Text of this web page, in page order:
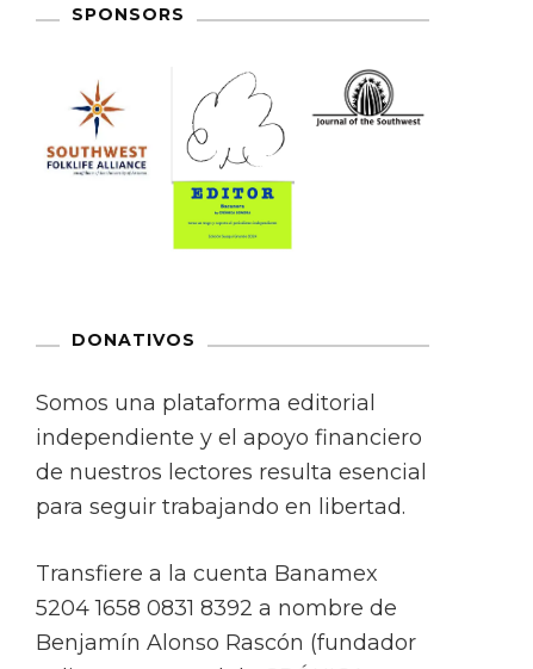
SPONSORS
DONATIVOS
Somos una plataforma editorial
independiente y el apoyo financiero
de nuestros lectores resulta esencial
para seguir trabajando en libertad.
Transfiere a la cuenta Banamex
5204 1658 0831 8392 a nombre de
Benjamín Alonso Rascón (fundador